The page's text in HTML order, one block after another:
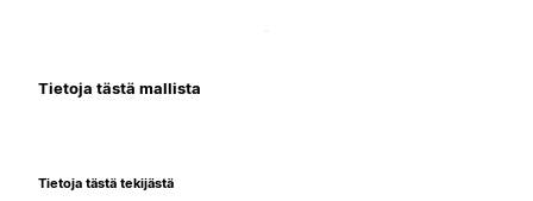
Tietoja tästä mallista
Tietoja tästä tekijästä